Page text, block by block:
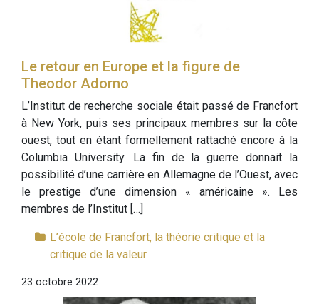
Le retour en Europe et la figure de
Theodor Adorno
L’Institut de recherche sociale était passé de Francfort
à New York, puis ses principaux membres sur la côte
ouest, tout en étant formellement rattaché encore à la
Columbia University. La fin de la guerre donnait la
possibilité d’une carrière en Allemagne de l’Ouest, avec
le prestige d’une dimension « américaine ». Les
membres de l’Institut […]
L’école de Francfort, la théorie critique et la
critique de la valeur
23 octobre 2022